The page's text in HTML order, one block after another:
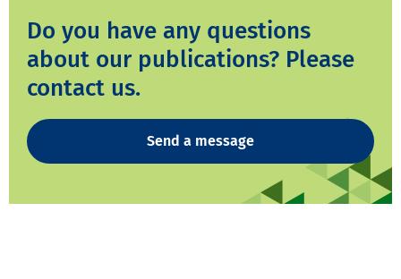
Do you have any questions
about our publications? Please
contact us.
Send a message